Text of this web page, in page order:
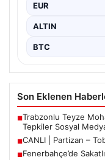
EUR
ALTIN
BTC
Son Eklenen
■Trabzonlu Teyze
Tepkiler Sosyal
■CANLI | Partizan –
■Fenerbahçe’de